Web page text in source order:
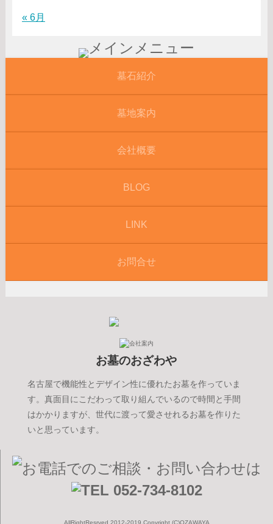
« 6月
墓石紹介
墓地案内
会社概要
BLOG
LINK
お問合せ
お墓のおざわや
名古屋で機能性とデザイン性に優れたお墓を作っていま
す。真面目にこだわって取り組んでいるので時間と手間
はかかりますが、世代に渡って愛させれるお墓を作りた
いと思っています。
AllRightResrved 2012-2019.Copyright (C)OZAWAYA